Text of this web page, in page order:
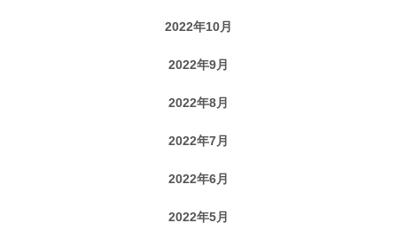
2022年10月
2022年9月
2022年8月
2022年7月
2022年6月
2022年5月